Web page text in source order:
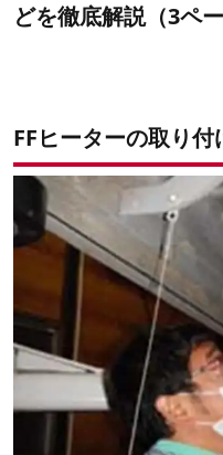
どを徹底解説（3ペー
FFヒーターの取り付